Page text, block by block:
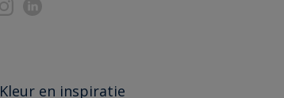
Kleur en inspiratie